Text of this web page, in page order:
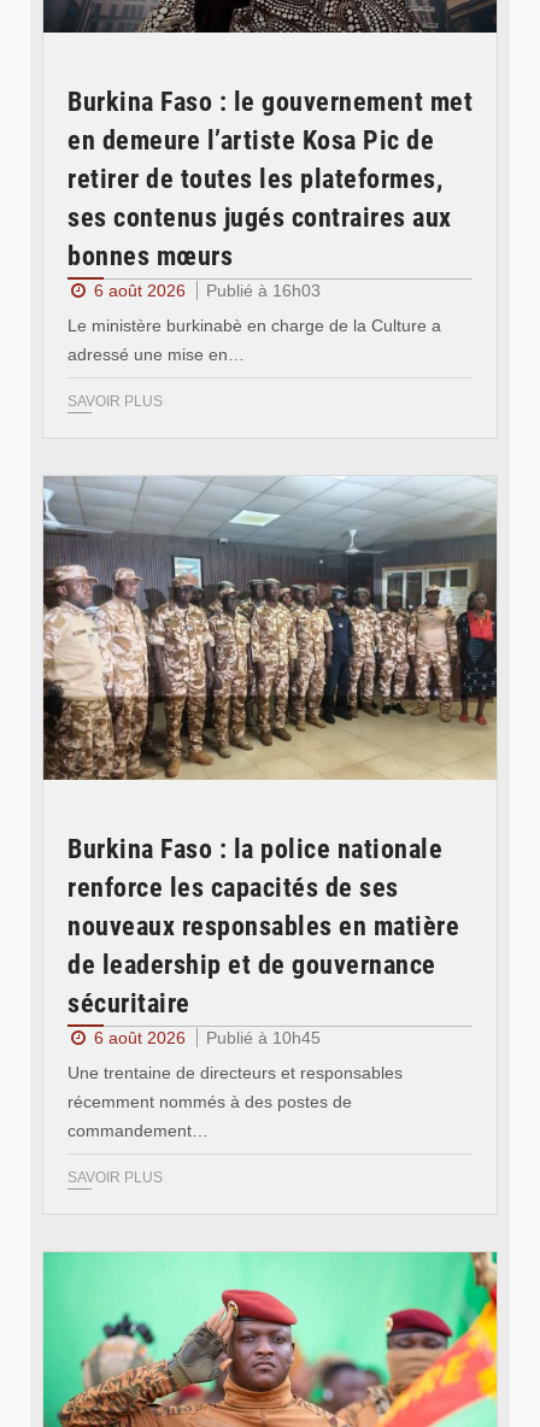
Burkina Faso : le gouvernement met
en demeure l’artiste Kosa Pic de
retirer de toutes les plateformes,
ses contenus jugés contraires aux
bonnes mœurs
6 août 2026
Publié à 16h03
Le ministère burkinabè en charge de la Culture a
adressé une mise en…
SAVOIR PLUS
Burkina Faso : la police nationale
renforce les capacités de ses
nouveaux responsables en matière
de leadership et de gouvernance
sécuritaire
6 août 2026
Publié à 10h45
Une trentaine de directeurs et responsables
récemment nommés à des postes de
commandement…
SAVOIR PLUS